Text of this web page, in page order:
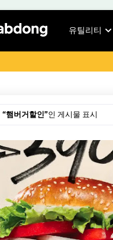
유틸리티
햄버거할인 인 게시물 표시